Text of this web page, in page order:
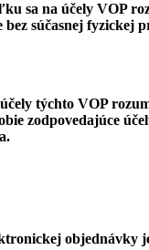
sa na účely VOP
súčasnej fyzickej
týchto VOP
zodpovedajúce
objednávky